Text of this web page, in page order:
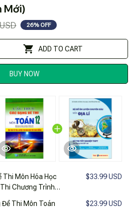
Mới)
26% OFF
ADD TO CART
BUY NOW
Thi Môn Hóa Học
Chương Trình
$33.99 USD
Thi Môn Toán
$23.99 USD